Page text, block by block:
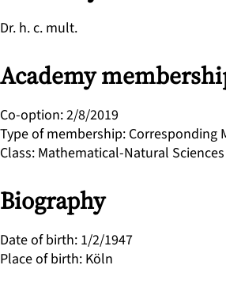
Dr. h. c. mult.
Academy
Co-option:2/8/2019
Type of membership: Corresponding
Class: Mathematical-Natural Sciences
Biography
Date of birth: 1/2/1947
Place of birth: Köln